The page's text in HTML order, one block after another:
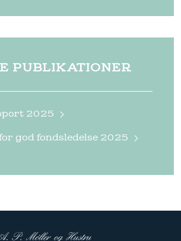
PUBLIKATIONER
2025
god fondsledelse 2025